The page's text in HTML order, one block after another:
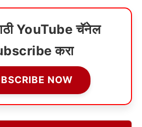
YouTube चॅनेल
करा
NOW